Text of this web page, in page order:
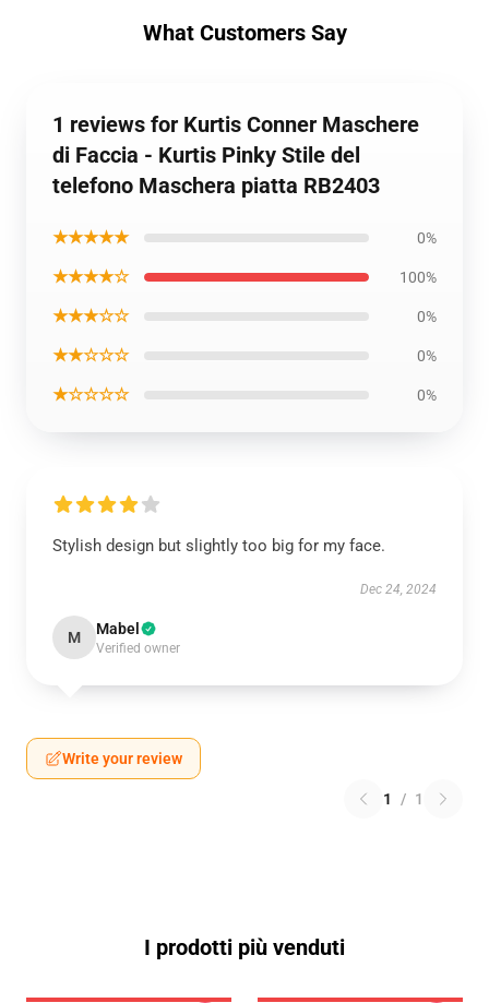
What Customers Say
1 reviews for Kurtis Conner Maschere
di Faccia - Kurtis Pinky Stile del
telefono Maschera piatta RB2403
★★★★★ 0%
★★★★☆ 100%
★★★☆☆ 0%
★★☆☆☆ 0%
★☆☆☆☆ 0%
Stylish design but slightly too big for my face.
Dec 24, 2024
M Mabel
Verified owner
Write your review
1 / 1
I prodotti più venduti